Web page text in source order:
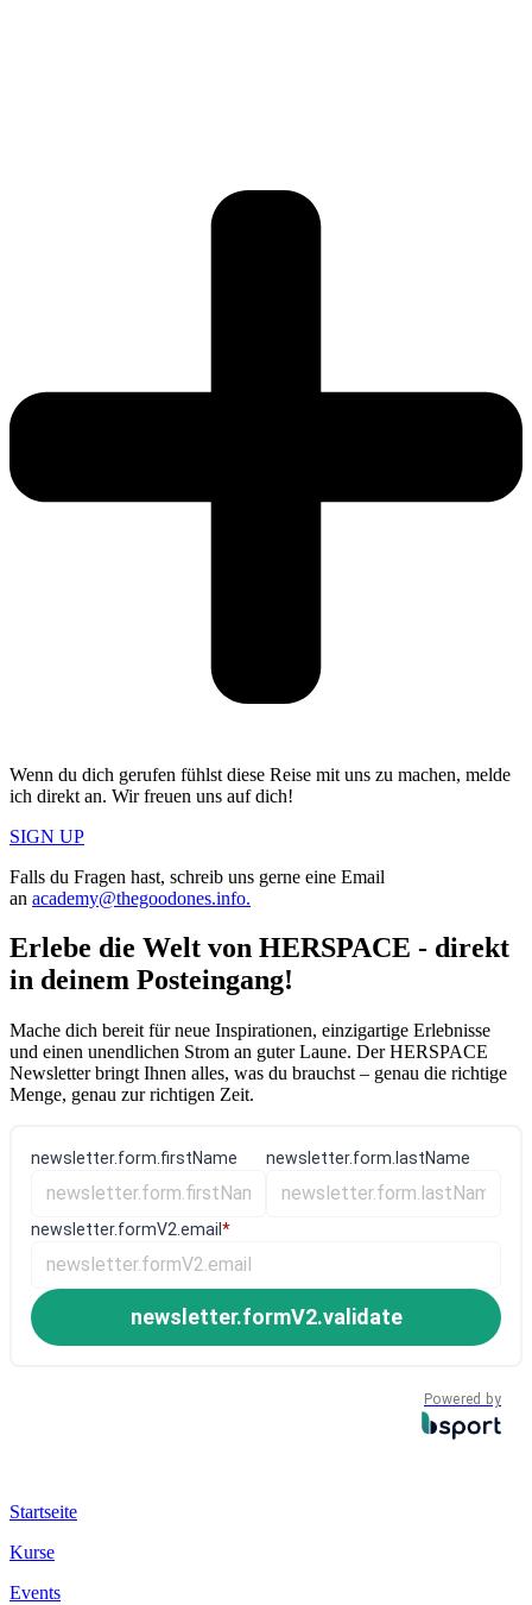
Wenn du dich gerufen fühlst diese Reise mit uns zu machen, melde
ich direkt an. Wir freuen uns auf dich!
SIGN UP
Falls du Fragen hast, schreib uns gerne eine Email
an academy@thegoodones.info.
Erlebe die Welt von HERSPACE - direkt
in deinem Posteingang!
Mache dich bereit für neue Inspirationen, einzigartige Erlebnisse
und einen unendlichen Strom an guter Laune. Der HERSPACE
Newsletter bringt Ihnen alles, was du brauchst – genau die richtige
Menge, genau zur richtigen Zeit.
newsletter.form.firstName newsletter.form.lastName
newsletter.formV2.email *
newsletter.formV2.validate
Powered by
Startseite
Kurse
Events